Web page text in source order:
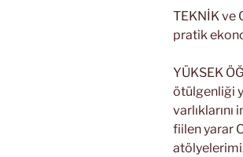
TEKNİK ve
pratik
YÜKSEK
ötülgenliği
fiilen yarar